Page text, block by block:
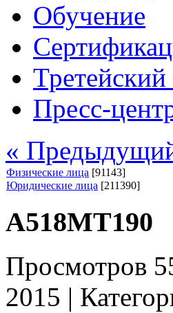
Обучение
Третейский
Пресс-
«
Физические лица [91143]
Юридические лица [211390]
А518МТ190
Просмотров
2015 |